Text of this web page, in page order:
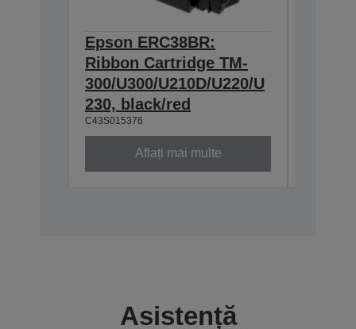
Epson ERC38BR:
Ribbon Cartridge TM-
300/U300/U210D/U220/U
230, black/red
C43S015376
Aflați mai multe
Asistență